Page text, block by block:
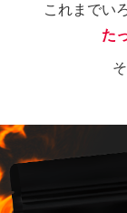
これまでい
た